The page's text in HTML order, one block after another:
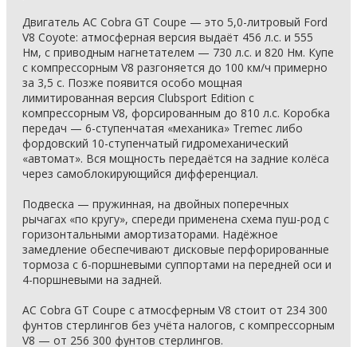
Двигатель AC Cobra GT Coupe — это 5,0-литровый Ford
V8 Coyote: атмосферная версия выдаёт 456 л.с. и 555
Нм, с приводным нагнетателем — 730 л.с. и 820 Нм. Купе
с компрессорным V8 разгоняется до 100 км/ч примерно
за 3,5 с. Позже появится особо мощная
лимитированная версия Clubsport Edition с
компрессорным V8, форсированным до 810 л.с. Коробка
передач — 6-ступенчатая «механика» Tremec либо
фордовский 10-ступенчатый гидромеханический
«автомат». Вся мощность передаётся на задние колёса
через самоблокирующийся дифференциал.
Подвеска — пружинная, на двойных поперечных
рычагах «по кругу», спереди применена схема пуш-род с
горизонтальными амортизаторами. Надёжное
замедление обеспечивают дисковые перфорированные
тормоза с 6-поршневыми суппортами на передней оси и
4-поршневыми на задней.
AC Cobra GT Coupe с атмосферным V8 стоит от 234 300
фунтов стерлингов без учёта налогов, с компрессорным
V8 — от 256 300 фунтов стерлингов.